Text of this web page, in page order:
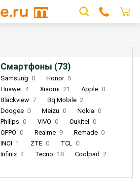
Смартфоны (73)
Samsung 0 Honor 5
Huawei 4 Xiaomi 21 Apple 0
Blackview 7 Bq Mobile 2
Doogee 0 Meizu 0 Nokia 0
Philips 0 VIVO 0 Oukitel
0
OPPO 0 Realme 9 Remade 0
INOI 1 ZTE 0 TCL 0
Infinix 4 Tecno 18 Coolpad 2